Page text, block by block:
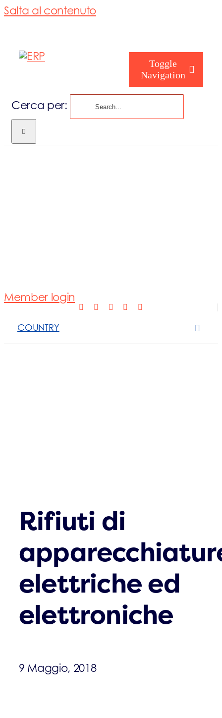
Salta al contenuto
Toggle
Navigation
Open Scope
Sanzioni
Cerca per:
COUNTRY
Member login
Rifiuti di
elettriche ed
elettroniche
9 Maggio, 2018